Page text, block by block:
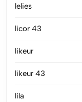
lelies
licor 43
likeur
likeur 43
lila